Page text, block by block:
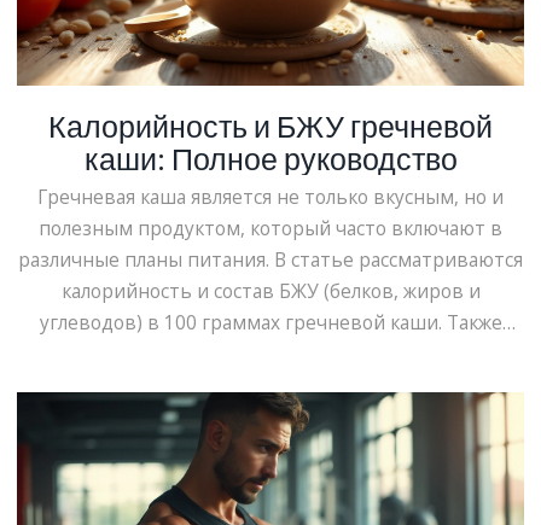
Калорийность и БЖУ гречневой
каши: Полное руководство
Гречневая каша является не только вкусным, но и
полезным продуктом, который часто включают в
различные планы питания. В статье рассматриваются
калорийность и состав БЖУ (белков, жиров и
углеводов) в 100 граммах гречневой каши. Также
энергии. Узнайте о том, как гречневая каша
способствует снижению веса и улучшению обмена
веществ. Внимательно изучив состав, вы сможете
оптимально сбалансировать свой рацион.